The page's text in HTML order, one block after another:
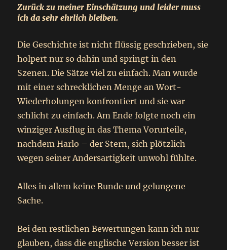
Zurück zu meiner Einschätzung und leider muss
ich da sehr ehrlich bleiben.
Die Geschichte ist nicht flüssig geschrieben, sie
holpert nur so dahin und springt in den
Szenen. Die Sätze viel zu einfach. Man wurde
mit einer schrecklichen Menge an Wort-
Wiederholungen konfrontiert und sie war
schlicht zu einfach. Am Ende folgte noch ein
winziger Ausflug in das Thema Vorurteile,
nachdem Harlo – der Stern, sich plötzlich
wegen seiner Andersartigkeit unwohl fühlte.
Alles in allem keine Runde und gelungene
Sache.
Bei den restlichen Bewertungen kann ich nur
glauben, dass die englische Version besser ist